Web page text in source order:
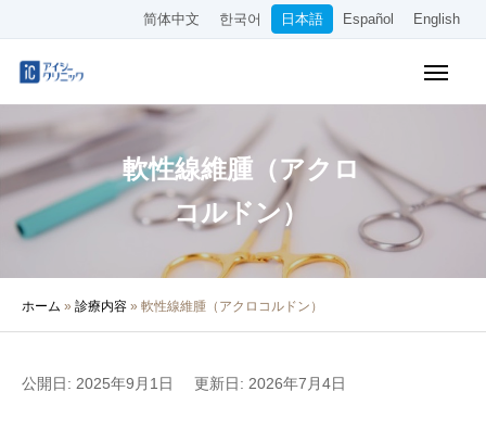
简体中文 한국어 日本語 Español English
軟性線維腫（アクロ
コルドン）
ホーム » 診療内容 » 軟性線維腫（アクロコルドン）
公開日: 2025年9月1日 更新日: 2026年7月4日
アクセス
クリニック紹介
院長・医師の紹介